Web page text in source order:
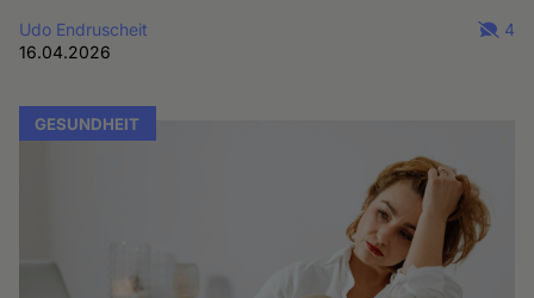
Udo Endruscheit
16.04.2026
4
GESUNDHEIT